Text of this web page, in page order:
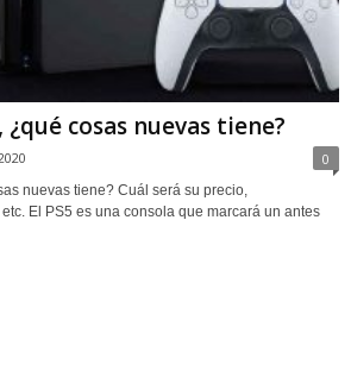
¿qué cosas nuevas tiene?
0
nuevas tiene? Cuál será su precio,
El PS5 es una consola que marcará un antes